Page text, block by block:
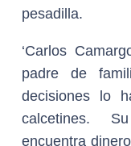
pesadilla.
‘Carlos
padre de
decisiones lo
calcetines.
encuentra